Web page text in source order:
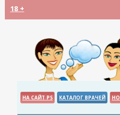
18 +
НА САЙТ PS КАТАЛОГ ВРАЧЕЙ